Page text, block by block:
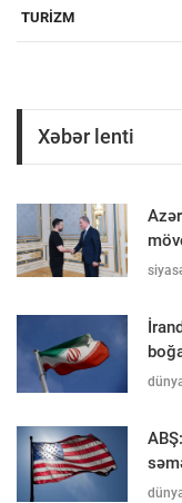
TURIZM
Xəbər lenti